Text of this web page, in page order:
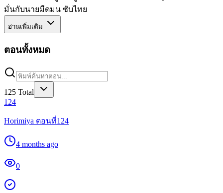
มั่นกับนายมืดมน ซับไทย
อ่านเพิ่มเติม
ตอนทั้งหมด
125 Total
124
Horimiya ตอนที่124
4 months ago
0